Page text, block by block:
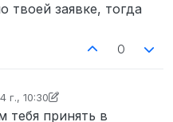
твоей заявке, тогда
0
г., 10:30
zeekе
принять в